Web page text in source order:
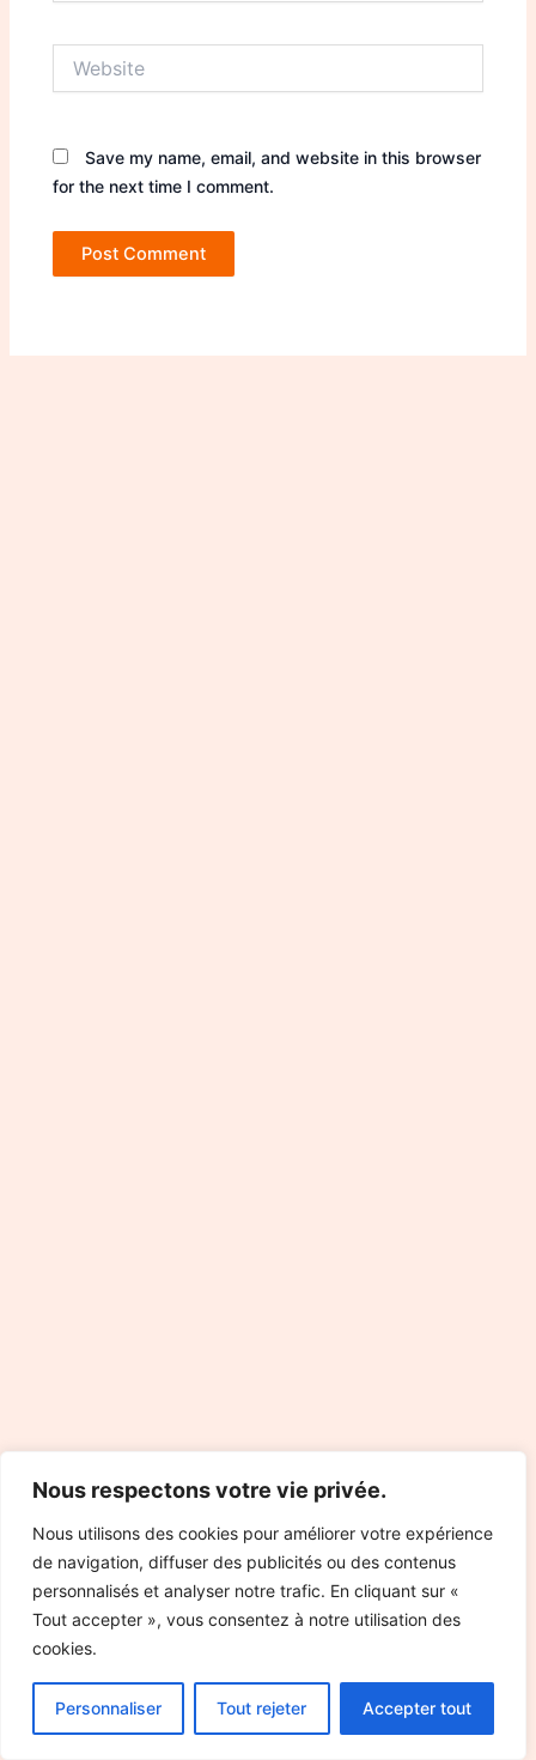
Nous respectons votre vie privée.
Nous utilisons des cookies pour améliorer votre expérience
de navigation, diffuser des publicités ou des contenus
personnalisés et analyser notre trafic. En cliquant sur «
Tout accepter », vous consentez à notre utilisation des
cookies.
Personnaliser Tout rejeter Accepter tout
Save my name, email, and website in this browser
for the next time I comment.